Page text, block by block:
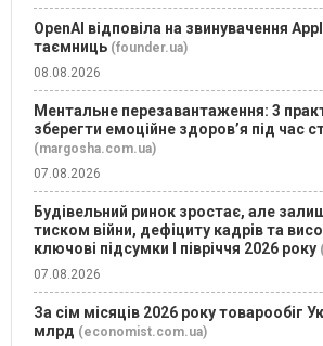
OpenAI відповіла на звинувачення
таємниць (founder.ua)
08.08.2026
Ментальне перезавантаження: 3
зберегти емоційне здоров’я під час
(margosha.com.ua)
07.08.2026
Будівельний ринок зростає, але
тиском війни, дефіциту кадрів та
ключові підсумки І півріччя 2026 року
07.08.2026
За сім місяців 2026 року товарообіг
млрд (economist.com.ua)